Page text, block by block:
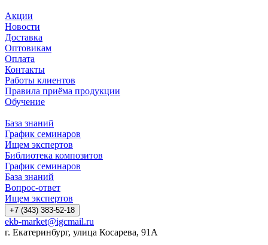
Акции
Новости
Доставка
Оптовикам
Оплата
Контакты
Работы клиентов
Правила приёма продукции
Обучение
База знаний
График семинаров
Ищем экспертов
Библиотека композитов
График семинаров
База знаний
Вопрос-ответ
Ищем экспертов
+7 (343) 383-52-18
ekb-market@igcmail.ru
г. Екатеринбург, улица Косарева, 91А